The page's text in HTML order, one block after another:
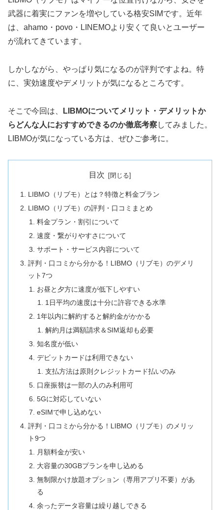
武器に着実にファンを増やしている格安SIMです。近年
は、ahamo・povo・LINEMOより安くて良いとユーザー
が流れてきています。
しかしながら、やっぱり気になるのが評判ですよね。特
に、実効速度やデメリットが気になるところです。
そこで今回は、
LIBMOについてメリット・デメリットか
らどんな人におすすめできるのか徹底考察してみました。
LIBMOが気になっている方は、ぜひご参考に。
目次
LIBMO（リブモ）とは？特徴と料金プラン
LIBMO（リブモ）の評判・口コミまとめ
料金プラン・割引について
速度・繋がりやすさについて
サポート・サービス内容について
評判・口コミから分かる！LIBMO（リブモ）のデメリ
ット7つ
お昼と夕方に速度が低下しやすい
1日平均の速度は十分に許容できる水準
1年以内に解約すると解約金がかかる
解約月は満額請求＆SIM返却も必要
知名度が低い
デビットカードは利用できない
支払方法は原則クレジットカード払いのみ
口座振替は一部の人のみ利用可
5Gに対応していない
eSIMで申し込めない
評判・口コミから分かる！LIBMO（リブモ）のメリッ
ト9つ
月額料金が安い
大容量の30GBプランを申し込める
無制限かけ放題オプション（専用アプリ不要）があ
る
余ったデータ容量は繰り越しできる